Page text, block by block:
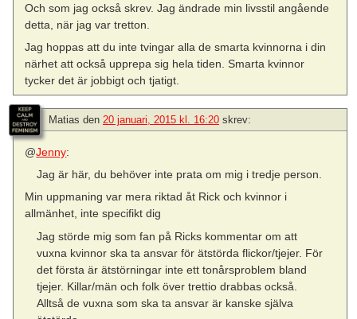
Och som jag också skrev. Jag ändrade min livsstil angående
detta, när jag var tretton.
Jag hoppas att du inte tvingar alla de smarta kvinnorna i din
närhet att också upprepa sig hela tiden. Smarta kvinnor
tycker det är jobbigt och tjatigt.
Matias den 20 januari, 2015 kl. 16:20 skrev:
@Jenny:
Jag är här, du behöver inte prata om mig i tredje person.
Min uppmaning var mera riktad åt Rick och kvinnor i
allmänhet, inte specifikt dig
Jag störde mig som fan på Ricks kommentar om att
vuxna kvinnor ska ta ansvar för ätstörda flickor/tjejer. För
det första är ätstörningar inte ett tonårsproblem bland
tjejer. Killar/män och folk över trettio drabbas också.
Alltså de vuxna som ska ta ansvar är kanske själva